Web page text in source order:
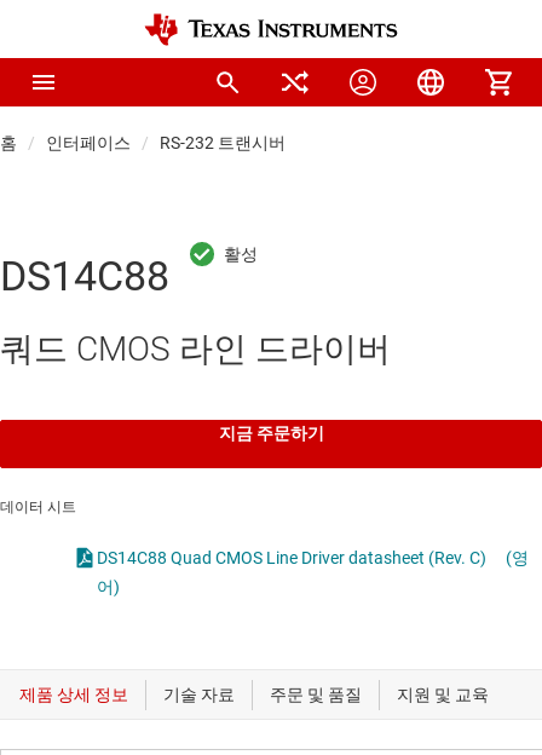
홈 인터페이스 RS-232 트랜시버
DS14C88
쿼드 CMOS 라인 드라이버
지금 주문하기
데이터 시트
DS14C88 Quad CMOS Line Driver datasheet (Rev. C)
(영
어)